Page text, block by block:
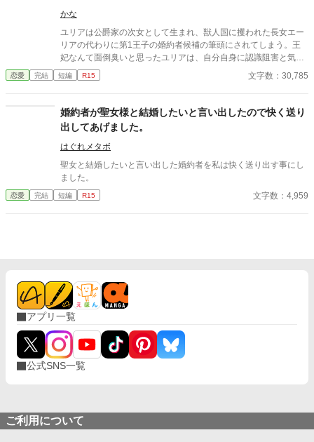
なぜか命がけで溺愛されることになりました。 転生者令嬢と、恋
心をこじらせた王子の勘違いラブコメディ。
かな
ユリアは公爵家の次女として生まれ、獣人国に攫われた長女エー
リアの代わりに第1王子の婚約者候補の筆頭にされてしまう。王
妃なんて面倒臭いと思ったユリアは、自分自身に認識阻害と気配
消しの魔法を掛け、居るかいないかわからないと言われるほどの
地味な令嬢を装った。 15才になり学園に入学すると、編入してき
り、ユリア以外の婚約者候補と男爵令嬢の揉める事が日常茶飯事
に。ユリアは遠くからボーッとそれを眺めながら〘 いつになった
ら婚約者候補から外してくれるのかな？ 〙と思っていた。そんな
ユリアが失敗する話。 ※王子は曾祖母コンです。 ※ユリアは悪役
令嬢ではありません。 ※タグを少し修正しました。 初めての投稿
なのでゆる〜く読んでください。ご都合主義はご愛嬌ということ
で見逃してください( *・ω・)*_ _))ﾍﾟｺﾘﾝ
恋愛 完結 短編 R15 文字数：30,785
婚約者が聖女様と結婚したいと言い出したので快く送り
出してあげました。
はぐれメタボ
聖女と結婚したいと言い出した婚約者を私は快く送り出す事にし
ました。
恋愛 完結 短編 R15 文字数：4,959
アプリ一覧
公式SNS一覧
ご利用について